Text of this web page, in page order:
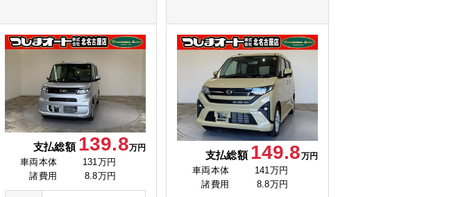
支払総額 139.8万円
車両本体
131万円
諸費用
8.8万円
支払総額 149.8万円
車両本体
141万円
諸費用
8.8万円